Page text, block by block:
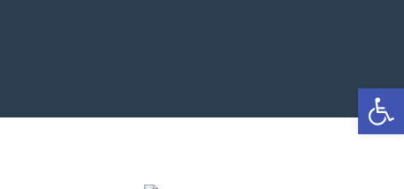
פתח סרגל נגישות